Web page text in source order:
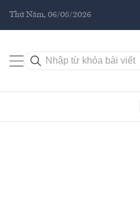
Thứ Năm, 06/08/2026